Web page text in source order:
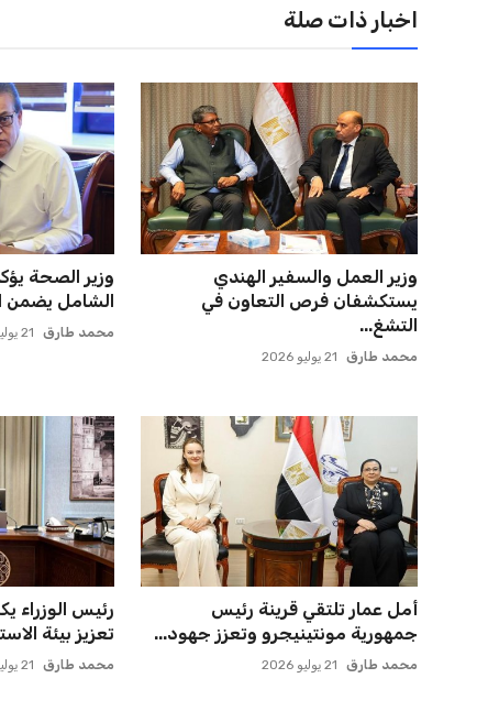
اخبار ذات صلة
وزير العمل والسفير الهندي
يستكشفان فرص التعاون في
التشغ...
محمد طارق 21 يوليو 2026
وزير الصحة
الشامل يضمن
محمد طارق 21 يوليو 2026
أمل عمار تلتقي قرينة رئيس
جمهورية مونتينيجرو وتعزز جهود...
محمد طارق 21 يوليو 2026
رئيس الوزراء
تعزيز بيئة
محمد طارق 21 يوليو 2026